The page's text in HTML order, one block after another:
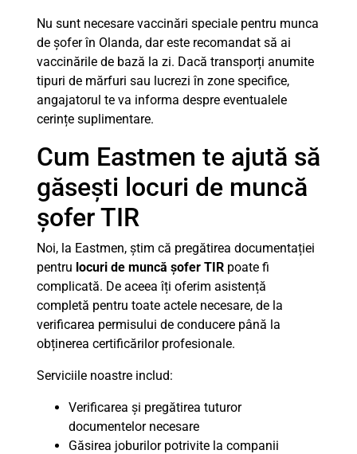
Nu sunt necesare vaccinări speciale pentru munca
de șofer în Olanda, dar este recomandat să ai
vaccinările de bază la zi. Dacă transporți anumite
tipuri de mărfuri sau lucrezi în zone specifice,
angajatorul te va informa despre eventualele
cerințe suplimentare.
Cum Eastmen te ajută să
găsești locuri de muncă
șofer TIR
Noi, la Eastmen, știm că pregătirea documentației
pentru locuri de muncă șofer TIR poate fi
complicată. De aceea îți oferim asistență
completă pentru toate actele necesare, de la
verificarea permisului de conducere până la
obținerea certificărilor profesionale.
Serviciile noastre includ:
Verificarea și pregătirea tuturor
documentelor necesare
Găsirea joburilor potrivite la companii